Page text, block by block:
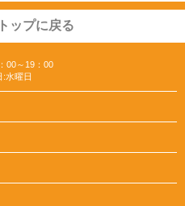
ップに戻る
00～19：00
:水曜日